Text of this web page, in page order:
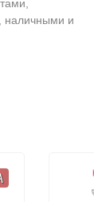
наличными и